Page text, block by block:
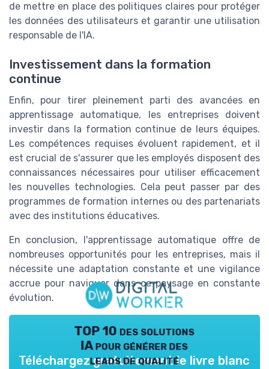
de mettre en place des politiques claires pour protéger
les données des utilisateurs et garantir une utilisation
responsable de l'IA.
Investissement dans la formation
continue
Enfin, pour tirer pleinement parti des avancées en
apprentissage automatique, les entreprises doivent
investir dans la formation continue de leurs équipes.
Les compétences requises évoluent rapidement, et il
est crucial de s'assurer que les employés disposent des
connaissances nécessaires pour utiliser efficacement
les nouvelles technologies. Cela peut passer par des
programmes de formation internes ou des partenariats
avec des institutions éducatives.
En conclusion, l'apprentissage automatique offre de
nombreuses opportunités pour les entreprises, mais il
nécessite une adaptation constante et une vigilance
accrue pour naviguer dans ce paysage en constante
évolution.
TOP 10 des solutions
IA pour générer des
leads de qualité
Téléchargez gratuitement le livre blanc